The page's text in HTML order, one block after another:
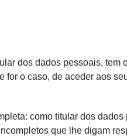
dos dados pessoais, tem
o caso, de aceder aos
como titular dos
que lhe digam